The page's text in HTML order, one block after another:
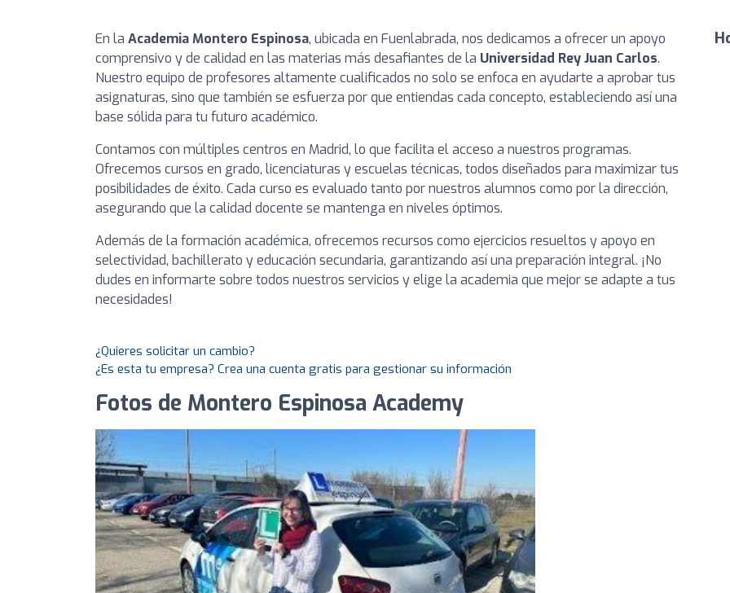
En la Academia Montero Espinosa, ubicada en Fuenlabrada, nos dedicamos a ofrecer un apoyo
comprensivo y de calidad en las materias más desafiantes de la Universidad Rey Juan Carlos.
Nuestro equipo de profesores altamente cualificados no solo se enfoca en ayudarte a aprobar tus
asignaturas, sino que también se esfuerza por que entiendas cada concepto, estableciendo así una
base sólida para tu futuro académico.
Contamos con múltiples centros en Madrid, lo que facilita el acceso a nuestros programas.
Ofrecemos cursos en grado, licenciaturas y escuelas técnicas, todos diseñados para maximizar tus
posibilidades de éxito. Cada curso es evaluado tanto por nuestros alumnos como por la dirección,
asegurando que la calidad docente se mantenga en niveles óptimos.
Además de la formación académica, ofrecemos recursos como ejercicios resueltos y apoyo en
selectividad, bachillerato y educación secundaria, garantizando así una preparación integral. ¡No
dudes en informarte sobre todos nuestros servicios y elige la academia que mejor se adapte a tus
necesidades!
¿Quieres solicitar un cambio?
¿Es esta tu empresa? Crea una cuenta gratis para gestionar su información
Fotos de Montero Espinosa Academy